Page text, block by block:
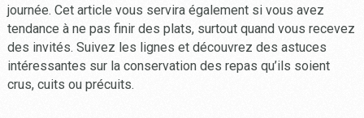
journée. Cet article vous servira également si vous avez
tendance à ne pas finir des plats, surtout quand vous recevez
des invités. Suivez les lignes et découvrez des astuces
intéressantes sur la conservation des repas qu’ils soient
crus, cuits ou précuits.